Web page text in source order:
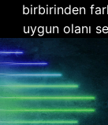
birbirinden
uygun olanı